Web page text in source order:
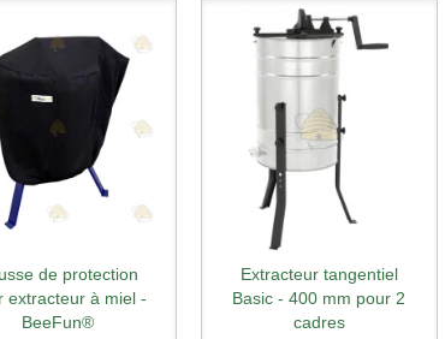
rapide
de protection
extracteur à miel -
BeeFun®
Aperçu rapide
Extracteur tangentiel
Basic - 400 mm pour 2
cadres